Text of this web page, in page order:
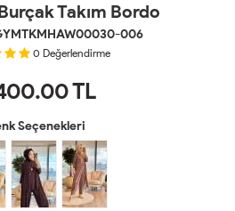
Takım Bordo
006
0 Değerlendirme
TL
Seçenekleri